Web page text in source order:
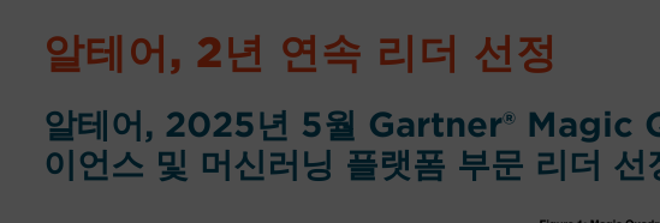
알테어, 2년 연속 리더 선정
알테어, 2025년 5월 Gartner® Magic
이언스 및 머신러닝 플랫폼 부문 리더 선